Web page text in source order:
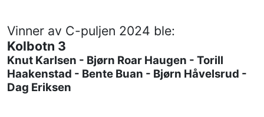
Vinner av C-puljen 2024 ble:
Kolbotn 3
Knut Karlsen - Bjørn Roar Haugen - Torill
Haakenstad - Bente Buan - Bjørn Håvelsrud -
Dag Eriksen